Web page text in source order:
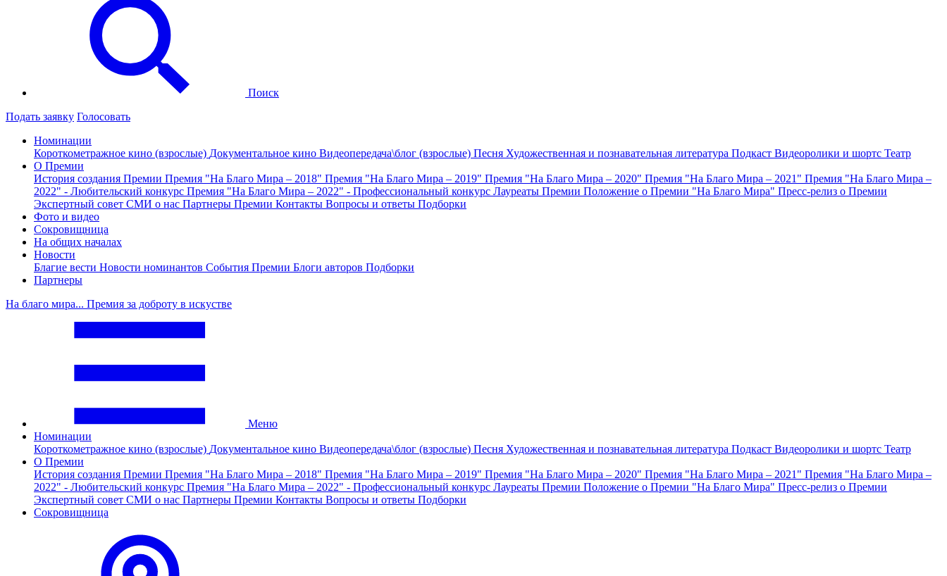
Поиск
Подать заявку Голосовать
Номинации
Короткометражное кино (взрослые) Документальное кино Видеопередача\блог (взрослые) Песня Художественная и познавательная литература Подкаст Видеоролики и шортс Театр
О Премии
История создания Премии Премия "На Благо Мира – 2018" Премия "На Благо Мира – 2019" Премия "На Благо Мира – 2020" Премия "На Благо Мира – 2021" Премия "На Благо Мира –
2022" - Любительский конкурс Премия "На Благо Мира – 2022" - Профессиональный конкурс Лауреаты Премии Положение о Премии "На Благо Мира" Пресс-релиз о Премии
Экспертный совет СМИ о нас Партнеры Премии Контакты Вопросы и ответы Подборки
Фото и видео
Сокровищница
На общих началах
Новости
Благие вести Новости номинантов События Премии Блоги авторов Подборки
Партнеры
На благо мира... Премия за доброту в искустве
Меню
Номинации
Короткометражное кино (взрослые) Документальное кино Видеопередача\блог (взрослые) Песня Художественная и познавательная литература Подкаст Видеоролики и шортс Театр
О Премии
История создания Премии Премия "На Благо Мира – 2018" Премия "На Благо Мира – 2019" Премия "На Благо Мира – 2020" Премия "На Благо Мира – 2021" Премия "На Благо Мира –
2022" - Любительский конкурс Премия "На Благо Мира – 2022" - Профессиональный конкурс Лауреаты Премии Положение о Премии "На Благо Мира" Пресс-релиз о Премии
Экспертный совет СМИ о нас Партнеры Премии Контакты Вопросы и ответы Подборки
Сокровищница